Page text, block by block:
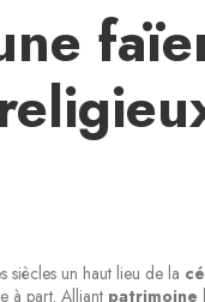
siècles un haut lieu de la
à part. Alliant patrimoine